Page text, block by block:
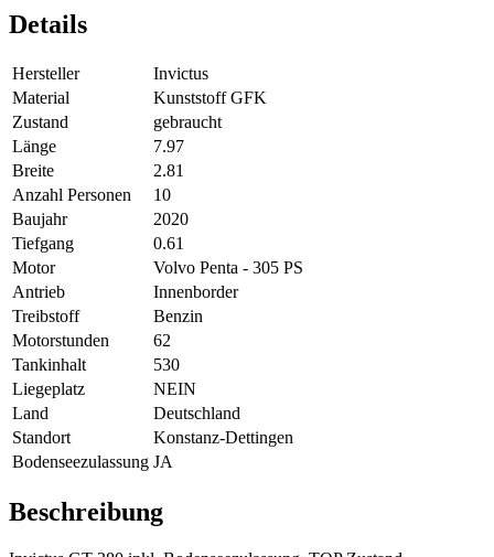
Details
Hersteller
Invictus
Material
Kunststoff GFK
Zustand
gebraucht
Länge
7.97
Breite
2.81
Anzahl Personen
10
Baujahr
2020
Tiefgang
0.61
Motor
Volvo Penta - 305 PS
Antrieb
Innenborder
Treibstoff
Benzin
Motorstunden
62
Tankinhalt
530
Liegeplatz
NEIN
Land
Deutschland
Standort
Konstanz-Dettingen
Bodenseezulassung JA
Beschreibung